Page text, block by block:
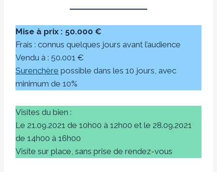
Mise à prix : 50.000 €
Frais : connus quelques jours avant l’audience
Vendu à : 50.001 €
Surenchère possible dans les 10 jours, avec
minimum de 10%
Visites du bien :
Le 21.09.2021 de 10h00 à 12h00 et le 28.09.2021
de 14h00 à 16h00
Visite sur place, sans prise de rendez-vous